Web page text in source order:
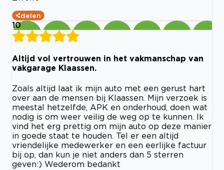
delen
10
Altijd vol vertrouwen in het vakmanschap van
vakgarage Klaassen.
Zoals altijd laat ik mijn auto met een gerust hart
over aan de mensen bij Klaassen. Mijn verzoek is
meestal hetzelfde, APK en onderhoud, doen wat
nodig is om weer veilig de weg op te kunnen. Ik
vind het erg prettig om mijn auto op deze manier
in goede staat te houden. Tel er een altijd
vriendelijke medewerker en een eerlijke factuur
bij op, dan kun je niet anders dan 5 sterren
geven:) Wederom bedankt